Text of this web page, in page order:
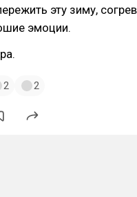
эту зиму,
эмоции.
2 2